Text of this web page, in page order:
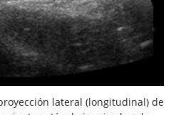
lateral (longitudinal) de